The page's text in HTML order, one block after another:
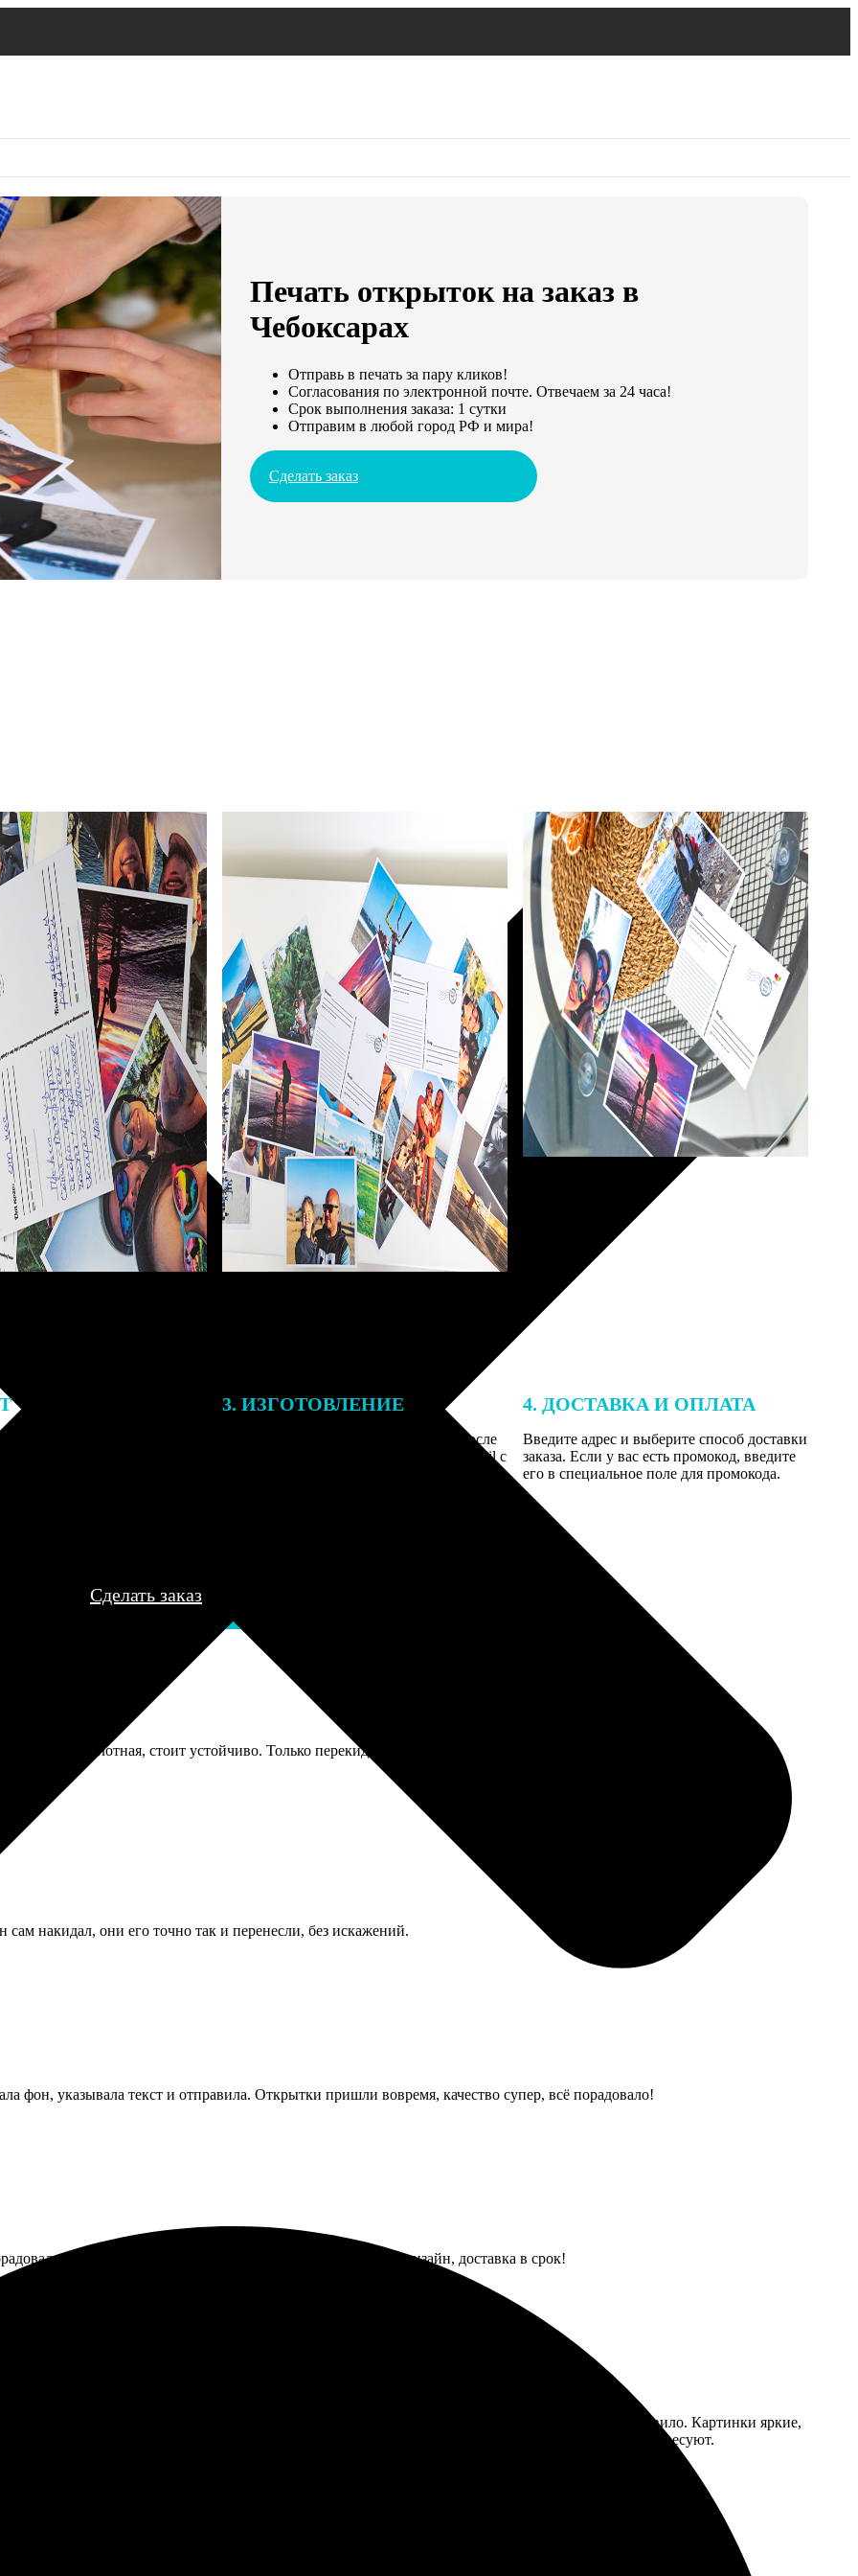
Печать открыток на заказ в
Чебоксарах
Отправь в печать за пару кликов!
Согласования по электронной почте. Отвечаем за 24 часа!
Срок выполнения заказа: 1 сутки
Отправим в любой город РФ и мира!
Сделать заказ
заказа к печати
могут связаться с Вами
телефону или email для
деталей.
3. ИЗГОТОВЛЕНИЕ
Оплатите заказ банковской картой. После
оплаты получите подтверждение на email с
4. ДОСТАВКА И ОПЛАТА
Введите адрес и выберите способ доставки
заказа. Если у вас есть промокод, введите
его в специальное поле для промокода.
Сделать заказ
Бумага плотная, стоит устойчиво. Только перекидной механизм туго работает, лист иногда рву при
накидал, они его точно так и перенесли, без искажений.
фон, указывала текст и отправила. Открытки пришли вовремя, качество супер, всё порадовало!
отличным качеством. Удобный сайт, легко выбрать дизайн, доставка в срок!
быстро и удобно. Процесс оформления прост и понятен. Премиум качество печати приятно удивило. Картинки яркие,
срок указали изначально. Теперь только с вами буду заказывать, другие варианты не интересуют.